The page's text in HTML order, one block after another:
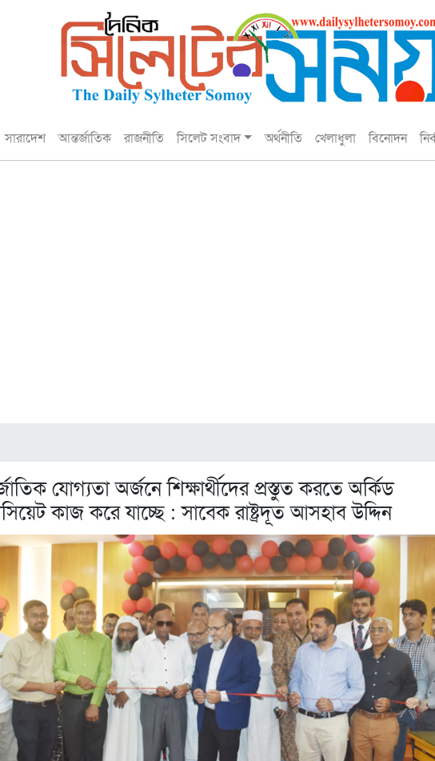
সারাদেশ আন্তর্জাতিক রাজনীতি সিলেট সংবাদ অর্থনীতি খেলাধুলা বিনোদন
যোগ্যতা অর্জনে শিক্ষার্থীদের প্রস্তুত করতে অর্কিড
কাজ করে যাচ্ছে : সাবেক রাষ্ট্রদূত আসহাব উদ্দিন